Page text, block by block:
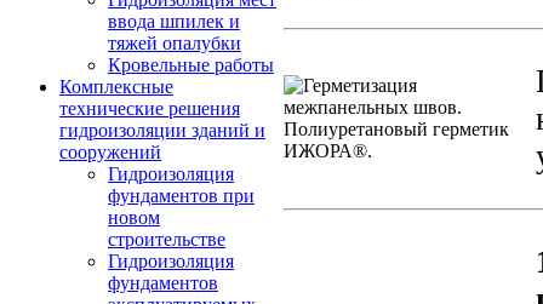
ввода шпилек и
тяжей опалубки
Кровельные работы
Комплексные
технические решения
гидроизоляции зданий и
сооружений
Гидроизоляция
фундаментов при
новом
строительстве
Гидроизоляция
фундаментов